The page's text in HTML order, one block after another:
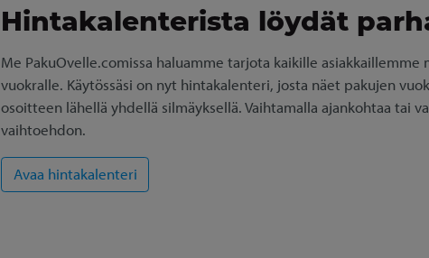
Hintakalenterista löydät
Me PakuOvelle.comissa haluamme tarjota kaikille
vuokralle. Käytössäsi on nyt hintakalenteri, josta näet pakujen
osoitteen lähellä yhdellä silmäyksellä. Vaihtamalla ajankohtaa tai
vaihtoehdon.